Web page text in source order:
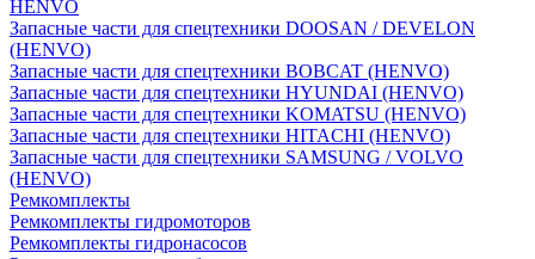
HENVO
Запасные части для спецтехники DOOSAN / DEVELON
(HENVO)
Запасные части для спецтехники BOBCAT (HENVO)
Запасные части для спецтехники HYUNDAI (HENVO)
Запасные части для спецтехники KOMATSU (HENVO)
Запасные части для спецтехники HITACHI (HENVO)
Запасные части для спецтехники SAMSUNG / VOLVO
(HENVO)
Ремкомплекты
Ремкомплекты гидромоторов
Ремкомплекты гидронасосов